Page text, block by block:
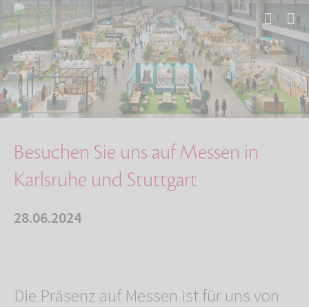
Start Über uns
Aktuelles
Besuchen Sie uns auf Messen in Karlsruhe und …
Besuchen Sie uns auf Messen in
Karlsruhe und Stuttgart
28.06.2024
Die Präsenz auf Messen ist für uns von